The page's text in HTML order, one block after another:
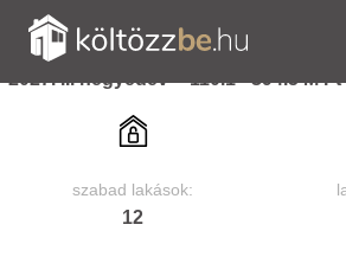
tervezett átadás:
2027. II. negyedév 110.1 - 394.5 M Ft
szabad lakások:
12